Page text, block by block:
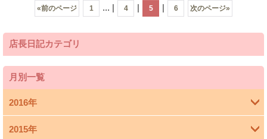
«前のページ 1 ... | 4 | 5 | 6 次のページ»
店長日記カテゴリ
月別一覧
2016年
4月 (1)
2015年